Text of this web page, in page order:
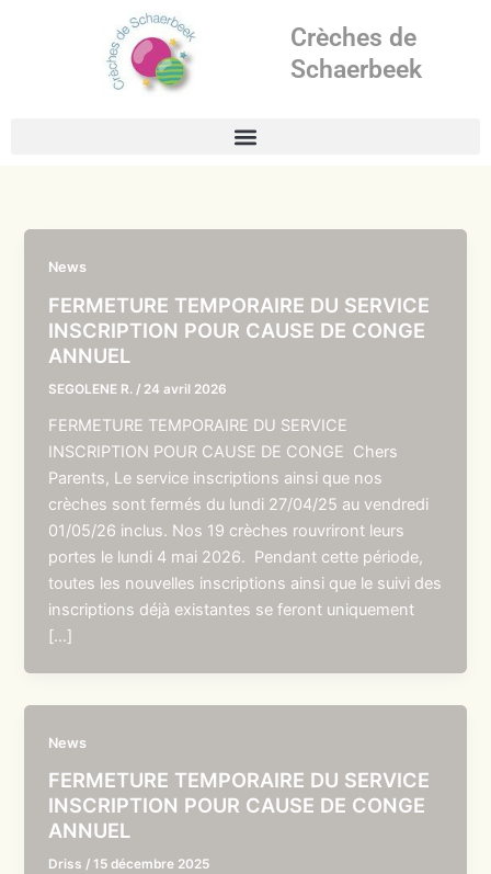
Crèches de
Schaerbeek
News
FERMETURE TEMPORAIRE DU SERVICE
INSCRIPTION POUR CAUSE DE CONGE
ANNUEL
SEGOLENE R. / 24 avril 2026
FERMETURE TEMPORAIRE DU SERVICE
INSCRIPTION POUR CAUSE DE CONGE Chers
Parents, Le service inscriptions ainsi que nos
crèches sont fermés du lundi 27/04/25 au vendredi
01/05/26 inclus. Nos 19 crèches rouvriront leurs
portes le lundi 4 mai 2026. Pendant cette période,
toutes les nouvelles inscriptions ainsi que le suivi des
inscriptions déjà existantes se feront uniquement
[…]
News
FERMETURE TEMPORAIRE DU SERVICE
INSCRIPTION POUR CAUSE DE CONGE
ANNUEL
Driss /15 décembre 2025